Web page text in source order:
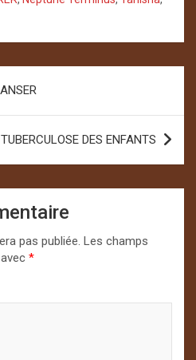
DES ENFANTS
pas publiée. Les champs
*